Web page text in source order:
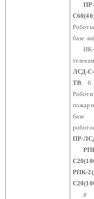
ПР-
базе
ИК-
ЛСД-
ТВ
6.
базе
ПР-
РПК-
РПК-
#